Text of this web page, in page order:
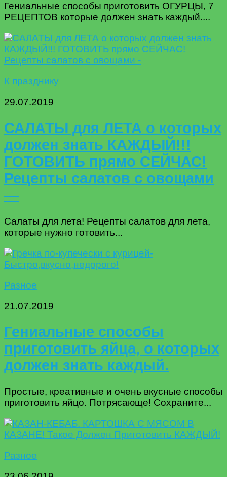
Гениальные способы приготовить ОГУРЦЫ, 7
РЕЦЕПТОВ которые должен знать каждый....
К празднику
29.07.2019
САЛАТЫ для ЛЕТА о которых
должен знать КАЖДЫЙ!!!
ГОТОВИТЬ прямо СЕЙЧАС!
Рецепты салатов с овощами
—
Салаты для лета! Рецепты салатов для лета,
которые нужно готовить...
Разное
21.07.2019
Гениальные способы
приготовить яйца, о которых
должен знать каждый.
Простые, креативные и очень вкусные способы
приготовить яйцо. Потрясающе! Сохраните...
Разное